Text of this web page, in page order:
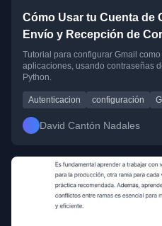
Cómo Usar tu Cuenta de
Envío y Recepción de
Aplicación
Tutorial para configurar Gmail
aplicaciones, usando contraseñas
Python.
Autenticacion configuración
David Cantón Nadales